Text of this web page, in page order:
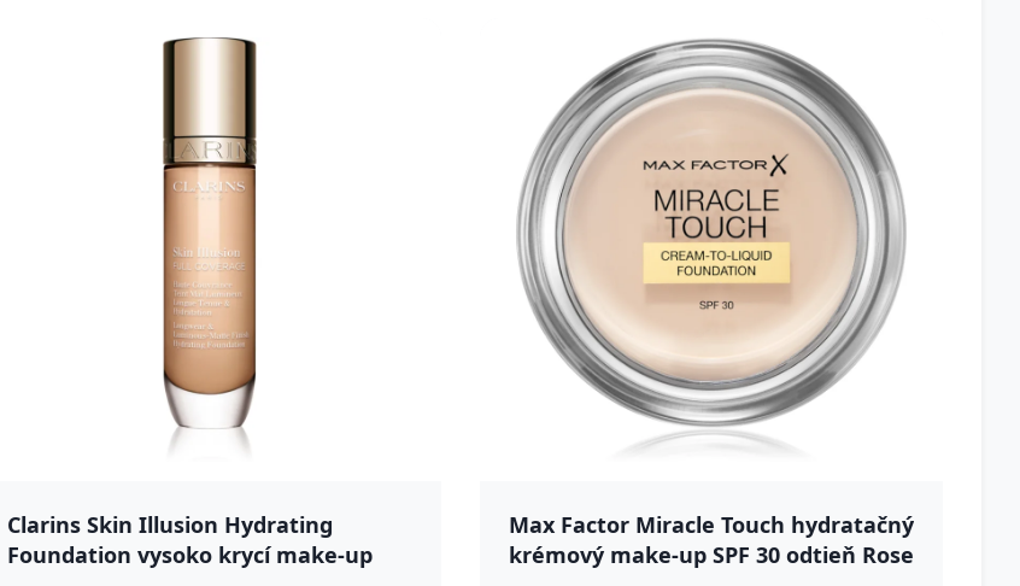
Clarins Skin Illusion Hydrating
Foundation vysoko krycí make-up
Max Factor Miracle Touch hydratačný
krémový make-up SPF 30 odtieň Rose